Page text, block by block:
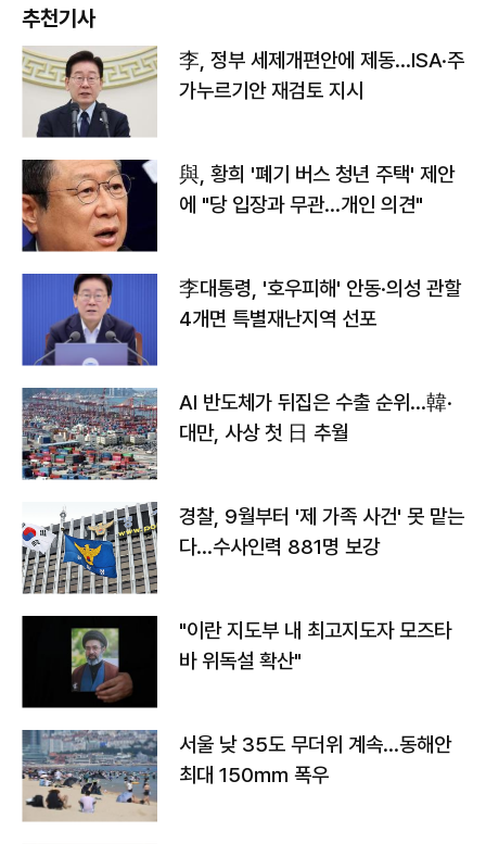
추천기사
李, 정부 세제개편안에 제동…ISA·주
가누르기안 재검토 지시
與, 황희 '폐기 버스 청년 주택' 제안
에 "당 입장과 무관…개인 의견"
李대통령, '호우피해' 안동·의성 관할
4개면 특별재난지역 선포
AI 반도체가 뒤집은 수출 순위…韓·
대만, 사상 첫 日 추월
경찰, 9월부터 '제 가족 사건' 못 맡는
다…수사인력 881명 보강
"이란 지도부 내 최고지도자 모즈타
바 위독설 확산"
서울 낮 35도 무더위 계속…동해안
최대 150㎜ 폭우